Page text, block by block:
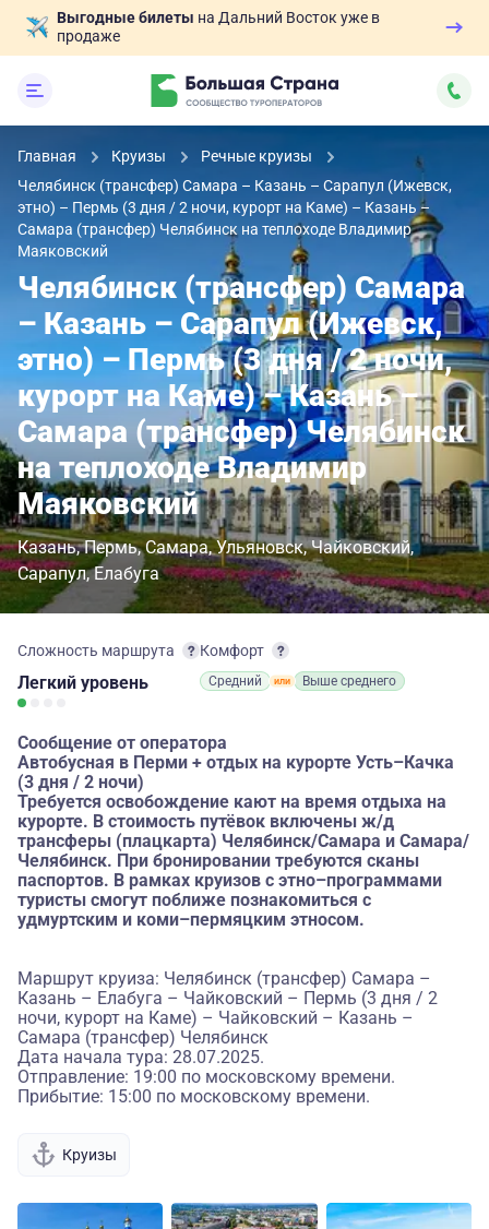
Выгодные билеты на Дальний Восток уже в
продаже
Главная Круизы
Речные круизы
Челябинск (трансфер) Самара – Казань – Сарапул (Ижевск,
этно) – Пермь (3 дня / 2 ночи, курорт на Каме) – Казань –
Самара (трансфер) Челябинск на теплоходе Владимир
Маяковский
Челябинск (трансфер) Самара
– Казань – Сарапул (Ижевск,
этно) – Пермь (3 дня / 2 ночи,
курорт на Каме) – Казань –
Самара (трансфер) Челябинск
на теплоходе Владимир
Маяковский
Казань Пермь Самара Ульяновск Чайковский
Сарапул Елабуга
Сложность маршрута
Легкий уровень
Комфорт
Средний Выше среднего
Сообщение от оператора
Автобусная в Перми + отдых на курорте Усть–Качка
(3 дня / 2 ночи)
Требуется освобождение кают на время отдыха на
курорте. В стоимость путёвок включены ж/д
трансферы (плацкарта) Челябинск/Самара и Самара/
Челябинск. При бронировании требуются сканы
паспортов. В рамках круизов с этно–программами
туристы смогут поближе познакомиться с
удмуртским и коми–пермяцким этносом.
Маршрут круиза: Челябинск (трансфер) Самара –
Казань – Елабуга – Чайковский – Пермь (3 дня / 2
ночи, курорт на Каме) – Чайковский – Казань –
Самара (трансфер) Челябинск
Дата начала тура: 28.07.2025.
Отправление: 19:00 по московскому времени.
Прибытие: 15:00 по московскому времени.
Круизы